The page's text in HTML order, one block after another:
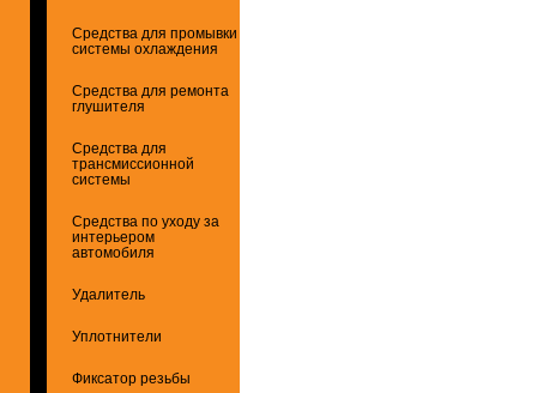
Средства для промывки
системы охлаждения
Средства для ремонта
глушителя
Средства для
трансмиссионной
системы
Средства по уходу за
интерьером
автомобиля
Удалитель
Уплотнители
Фиксатор резьбы